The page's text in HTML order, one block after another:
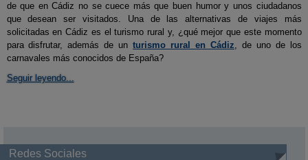
de que en Cádiz no se cuece más que buen humor y unos ciudadanos
que desean ser visitados. Una de las alternativas de viajes más
solicitadas en Cádiz es el turismo rural y, ¿qué mejor que este momento
para disfrutar, además de unturismo rural en Cádiz, de uno de los
carnavales más conocidos de España?
Seguir leyendo...
Redes Sociales